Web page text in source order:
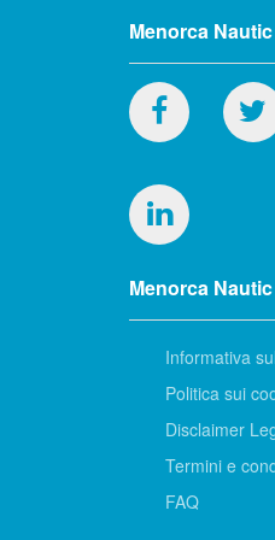
Menorca
Menorca
Informativa
Politica sui
Disclaimer
Termini e
FAQ